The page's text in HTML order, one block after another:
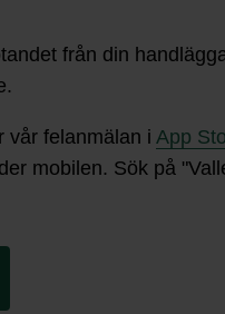
från din
vår felanmälan i App
mobilen. Sök på